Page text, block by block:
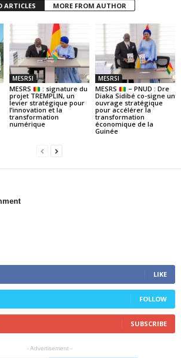
ARTICLES MORE FROM AUTHOR
MESRSI
MESRS
: signature du
projet TREMPLIN, un
levier stratégique pour
l’innovation et la
transformation
numérique
MESRSI
MESRS
– PNUD : Dre
Diaka Sidibé co-signe un
ouvrage stratégique
pour accélérer la
transformation
économique de la
Guinée
LIKE
FOLLOW
SUBSCRIBE
- Advertisement -